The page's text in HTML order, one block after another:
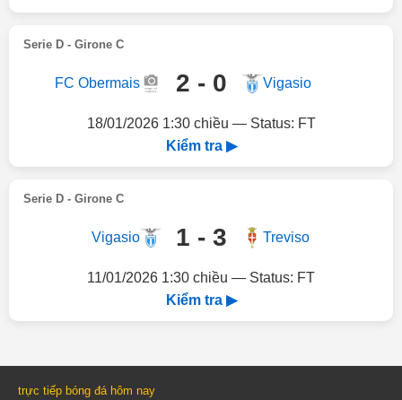
Serie D - Girone C
FC Obermais 2 - 0 Vigasio
18/01/2026 1:30 chiều — Status: FT
Kiểm tra ▶
Serie D - Girone C
Vigasio 1 - 3 Treviso
11/01/2026 1:30 chiều — Status: FT
Kiểm tra ▶
trực tiếp bóng đá hôm nay